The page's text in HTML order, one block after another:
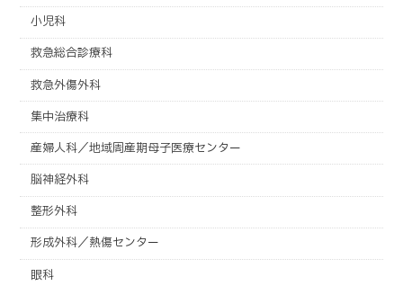
小児科
救急総合診療科
救急外傷外科
集中治療科
産婦人科／地域周産期母子医療センター
脳神経外科
整形外科
形成外科／熱傷センター
眼科